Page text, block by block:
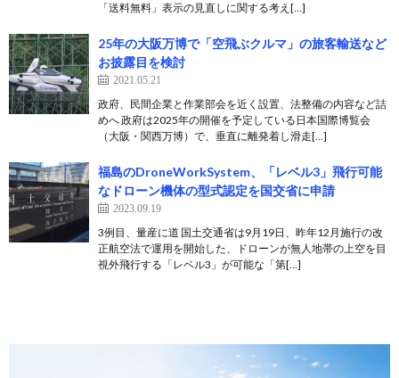
「送料無料」表示の見直しに関する考え[…]
25年の大阪万博で「空飛ぶクルマ」の旅客輸送など
お披露目を検討
2021.05.21
政府、民間企業と作業部会を近く設置、法整備の内容など詰
めへ 政府は2025年の開催を予定している日本国際博覧会
（大阪・関西万博）で、垂直に離発着し滑走[…]
福島のDroneWorkSystem、「レベル3」飛行可能
なドローン機体の型式認定を国交省に申請
2023.09.19
3例目、量産に道 国土交通省は9月19日、昨年12月施行の改
正航空法で運用を開始した、ドローンが無人地帯の上空を目
視外飛行する「レベル3」が可能な「第[…]